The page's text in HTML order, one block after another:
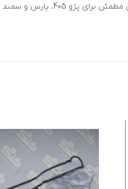
انتخابی مطمئن برای